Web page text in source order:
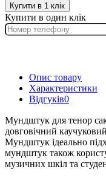
Купити в 1 клік
Купити в один клік
Опис товару
Характеристики
Відгуків0
Мундштук для тенор
довговічний
Мундштук ідеально
мундштук також
музичних шкіл та